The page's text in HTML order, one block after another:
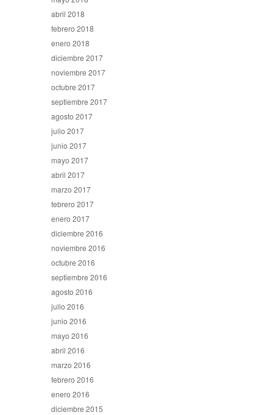
abril 2018
febrero 2018
enero 2018
diciembre 2017
noviembre 2017
octubre 2017
septiembre 2017
agosto 2017
julio 2017
junio 2017
mayo 2017
abril 2017
marzo 2017
febrero 2017
enero 2017
diciembre 2016
noviembre 2016
octubre 2016
septiembre 2016
agosto 2016
julio 2016
junio 2016
mayo 2016
abril 2016
marzo 2016
febrero 2016
enero 2016
diciembre 2015